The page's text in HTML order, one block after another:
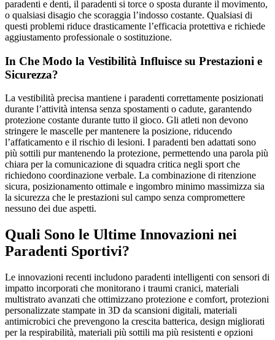
paradenti e denti, il paradenti si torce o sposta durante il movimento,
o qualsiasi disagio che scoraggia l’indosso costante. Qualsiasi di
questi problemi riduce drasticamente l’efficacia protettiva e richiede
aggiustamento professionale o sostituzione.
In Che Modo la Vestibilità Influisce su Prestazioni e
Sicurezza?
La vestibilità precisa mantiene i paradenti correttamente posizionati
durante l’attività intensa senza spostamenti o cadute, garantendo
protezione costante durante tutto il gioco. Gli atleti non devono
stringere le mascelle per mantenere la posizione, riducendo
l’affaticamento e il rischio di lesioni. I paradenti ben adattati sono
più sottili pur mantenendo la protezione, permettendo una parola più
chiara per la comunicazione di squadra critica negli sport che
richiedono coordinazione verbale. La combinazione di ritenzione
sicura, posizionamento ottimale e ingombro minimo massimizza sia
la sicurezza che le prestazioni sul campo senza compromettere
nessuno dei due aspetti.
Quali Sono le Ultime Innovazioni nei
Paradenti Sportivi?
Le innovazioni recenti includono paradenti intelligenti con sensori di
impatto incorporati che monitorano i traumi cranici, materiali
multistrato avanzati che ottimizzano protezione e comfort, protezioni
personalizzate stampate in 3D da scansioni digitali, materiali
antimicrobici che prevengono la crescita batterica, design migliorati
per la respirabilità, materiali più sottili ma più resistenti e opzioni